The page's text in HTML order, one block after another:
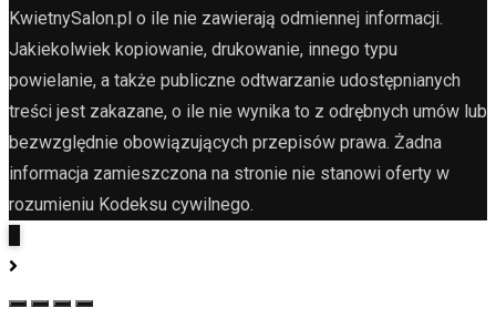
KwietnySalon.pl o ile nie zawierają odmiennej informacji.
Jakiekolwiek kopiowanie, drukowanie, innego typu
powielanie, a także publiczne odtwarzanie udostępnianych
treści jest zakazane, o ile nie wynika to z odrębnych umów lub
bezwzględnie obowiązujących przepisów prawa. Żadna
informacja zamieszczona na stronie nie stanowi oferty w
rozumieniu Kodeksu cywilnego.